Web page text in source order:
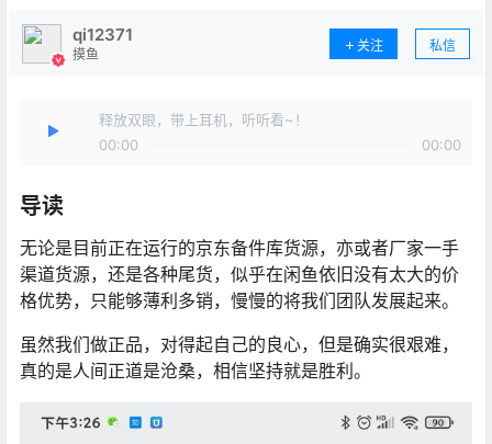
qi12371
摸鱼
关注 私信
释放双眼，带上耳机，听听看~！
00:00
00:00
导读
无论是目前正在运行的京东备件库货源，亦或者厂家一手
渠道货源，还是各种尾货，似乎在闲鱼依旧没有太大的价
格优势，只能够薄利多销，慢慢的将我们团队发展起来。
虽然我们做正品，对得起自己的良心，但是确实很艰难，
真的是人间正道是沧桑，相信坚持就是胜利。